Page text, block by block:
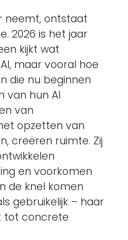
neemt, ontstaat
2026 is het jaar
kijkt wat
maar vooral hoe
die nu beginnen
van hun AI
van
opzetten van
creëren ruimte. Zij
en voorkomen
de knel komen
gebruikelijk – haar
tot concrete